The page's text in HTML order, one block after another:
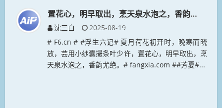
置花心，明早取出，烹天泉水泡之，香韵尤绝。
沈三白
2025-08-19
# F6.cn # #浮生六记# 夏月荷花初开时，晚寒而晓
放，芸用小纱囊撮条叶少许，置花心，明早取出，烹
天泉水泡之，香韵尤绝。# fangxia.com ##芳夏#...